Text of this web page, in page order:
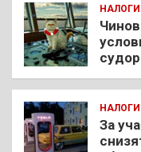
НАЛОГИ
НАЛОГИ
За